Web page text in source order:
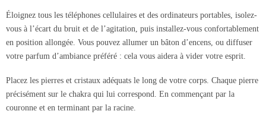
Éloignez tous les téléphones cellulaires et des ordinateurs portables, isolez-
vous à l’écart du bruit et de l’agitation, puis installez-vous confortablement
en position allongée. Vous pouvez allumer un bâton d’encens, ou diffuser
votre parfum d’ambiance préféré : cela vous aidera à vider votre esprit.
Placez les pierres et cristaux adéquats le long de votre corps. Chaque pierre
précisément sur le chakra qui lui correspond. En commençant par la
couronne et en terminant par la racine.